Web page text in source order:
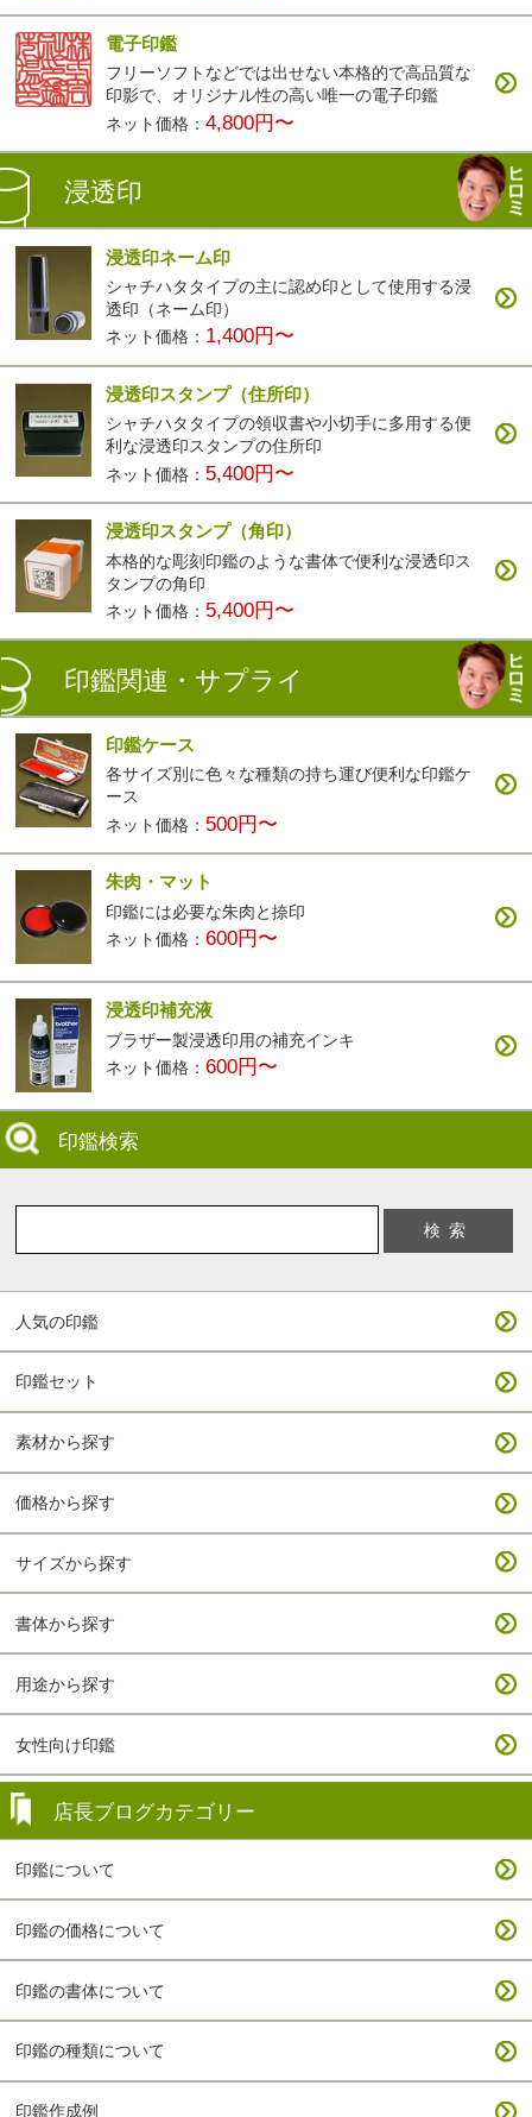
電子印鑑
フリーソフトなどでは出せない本格的で高品質な
印影で、オリジナル性の高い唯一の電子印鑑
ネット価格：4,800円〜
浸透印
浸透印ネーム印
シャチハタタイプの主に認め印として使用する浸
透印（ネーム印）
ネット価格： 1,400円〜
浸透印スタンプ（住所印）
シャチハタタイプの領収書や小切手に多用する便
利な浸透印スタンプの住所印
ネット価格： 5,400円〜
浸透印スタンプ（角印）
本格的な彫刻印鑑のような書体で便利な浸透印ス
タンプの角印
ネット価格： 5,400円〜
印鑑関連・サプライ
印鑑ケース
各サイズ別に色々な種類の持ち運び便利な印鑑ケ
ース
ネット価格： 500円〜
朱肉・マット
印鑑には必要な朱肉と捺印
ネット価格：600円〜
浸透印補充液
ブラザー製浸透印用の補充インキ
ネット価格：600円〜
印鑑検索
人気の印鑑
印鑑セット
素材から探す
価格から探す
サイズから探す
書体から探す
用途から探す
女性向け印鑑
店長ブログカテゴリー
印鑑について
印鑑の価格について
印鑑の書体について
印鑑の種類について
印鑑作成例